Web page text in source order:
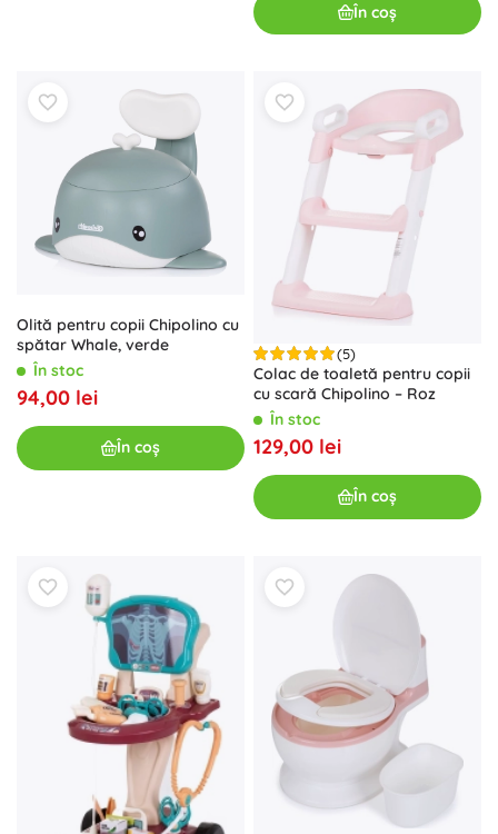
În coș
Olită pentru copii Chipolino cu
spătar Whale, verde
În stoc
94,00 lei
În coș
(5)
Colac de toaletă pentru copii
cu scară Chipolino – Roz
În stoc
129,00 lei
În coș